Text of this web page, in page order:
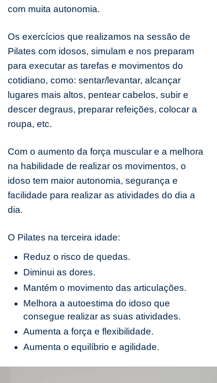
com muita autonomia.
Os exercícios que realizamos na sessão de
Pilates com idosos, simulam e nos preparam
para executar as tarefas e movimentos do
cotidiano, como: sentar/levantar, alcançar
lugares mais altos, pentear cabelos, subir e
descer degraus, preparar refeições, colocar a
roupa, etc.
Com o aumento da força muscular e a melhora
na habilidade de realizar os movimentos, o
idoso tem maior autonomia, segurança e
facilidade para realizar as atividades do dia a
dia.
O Pilates na terceira idade:
Reduz o risco de quedas.
Diminui as dores.
Mantém o movimento das articulações.
Melhora a autoestima do idoso que
consegue realizar as suas atividades.
Aumenta a força e flexibilidade.
Aumenta o equilíbrio e agilidade.